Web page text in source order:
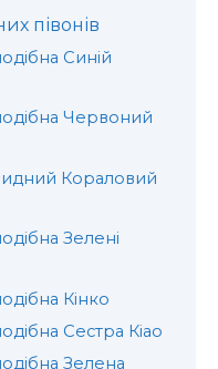
півонів
Синій
Червоний
Кораловий
Зелені
Кінко
Сестра Кіао
Зелена